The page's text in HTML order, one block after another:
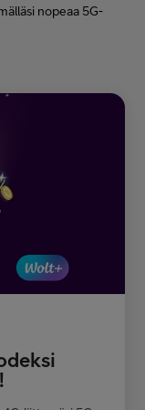
nopeaa 5G-